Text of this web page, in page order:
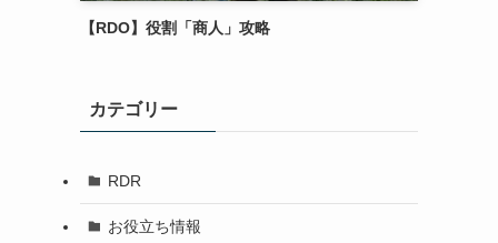
【RDO】役割「商人」攻略
カテゴリー
RDR
お役立ち情報